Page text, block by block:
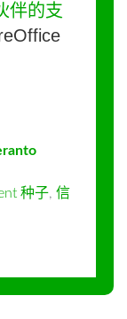
伴的支
种子, 信